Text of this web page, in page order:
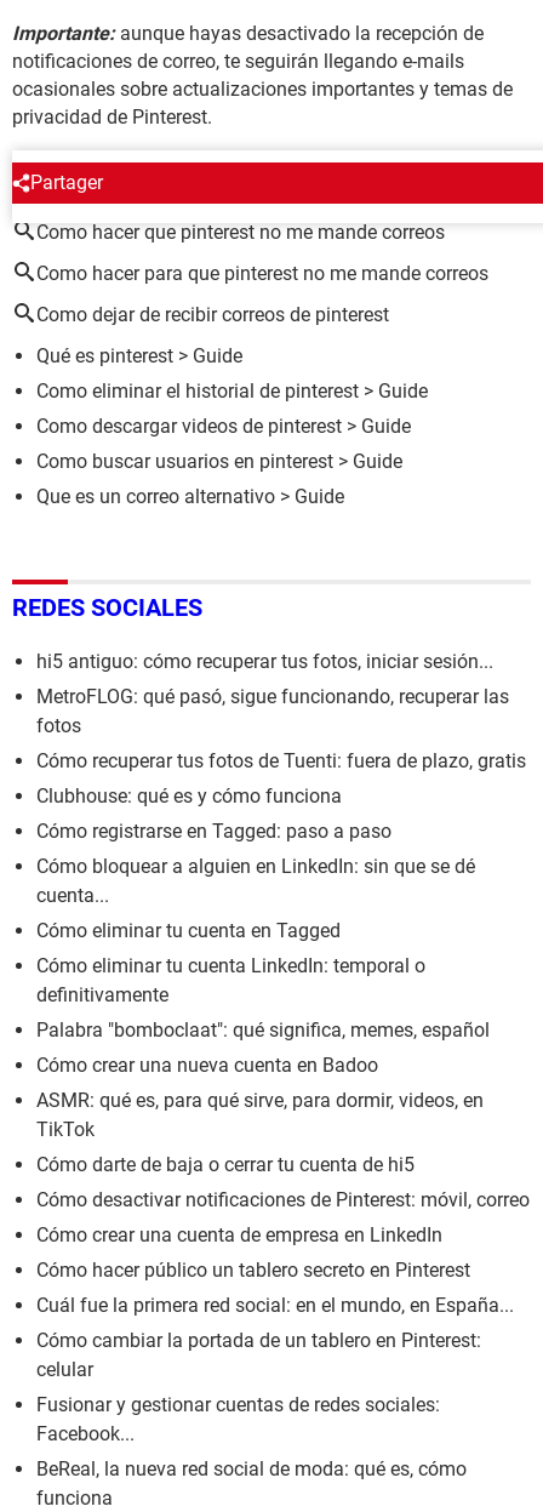
Importante:aunque hayas desactivado la recepción de
notificaciones de correo, te seguirán llegando e-mails
ocasionales sobre actualizaciones importantes y temas de
privacidad de Pinterest.
Partager
ALREDEDOR DEL MISMO TEMA
Como hacer que pinterest no me mande correos
Como hacer para que pinterest no me mande correos
Como dejar de recibir correos de pinterest
Qué es pinterest > Guide
Como eliminar el historial de pinterest > Guide
Como descargar videos de pinterest > Guide
Como buscar usuarios en pinterest > Guide
Que es un correo alternativo > Guide
REDES SOCIALES
hi5 antiguo: cómo recuperar tus fotos, iniciar sesión...
MetroFLOG: qué pasó, sigue funcionando, recuperar las
fotos
Cómo recuperar tus fotos de Tuenti: fuera de plazo, gratis
Clubhouse: qué es y cómo funciona
Cómo registrarse en Tagged: paso a paso
Cómo bloquear a alguien en LinkedIn: sin que se dé
cuenta...
Cómo eliminar tu cuenta en Tagged
Cómo eliminar tu cuenta LinkedIn: temporal o
definitivamente
Palabra "bomboclaat": qué significa, memes, español
Cómo crear una nueva cuenta en Badoo
ASMR: qué es, para qué sirve, para dormir, videos, en
TikTok
Cómo darte de baja o cerrar tu cuenta de hi5
Cómo desactivar notificaciones de Pinterest: móvil, correo
Cómo crear una cuenta de empresa en LinkedIn
Cómo hacer público un tablero secreto en Pinterest
Cuál fue la primera red social: en el mundo, en España...
Cómo cambiar la portada de un tablero en Pinterest:
celular
Fusionar y gestionar cuentas de redes sociales:
Facebook...
BeReal, la nueva red social de moda: qué es, cómo
funciona